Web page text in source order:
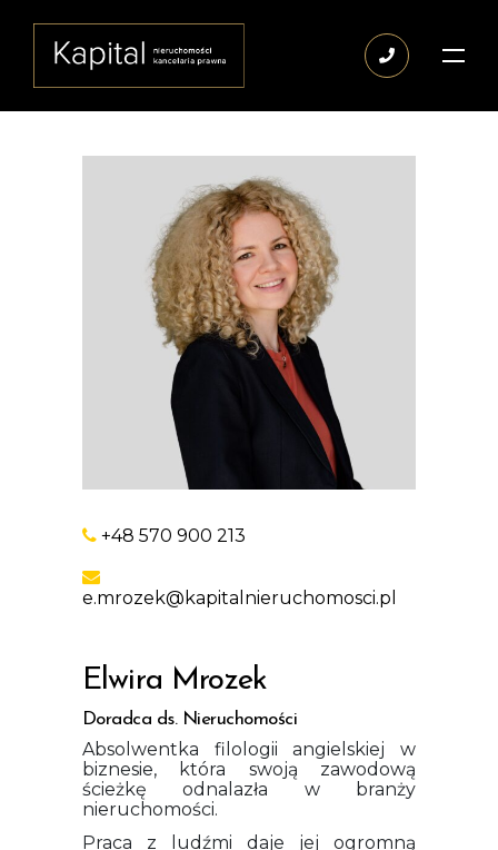
+48 570 900 213
e.mrozek@kapitalnieruchomosci.pl
Elwira Mrozek
Doradca ds. Nieruchomości
Absolwentka filologii angielskiej w
biznesie, która swoją zawodową
ścieżkę odnalazła w branży
nieruchomości.
Praca z ludźmi daje jej ogromną